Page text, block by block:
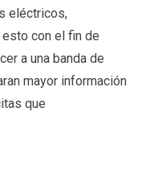
eléctricos,
con el fin de
a una banda de
mayor información
que